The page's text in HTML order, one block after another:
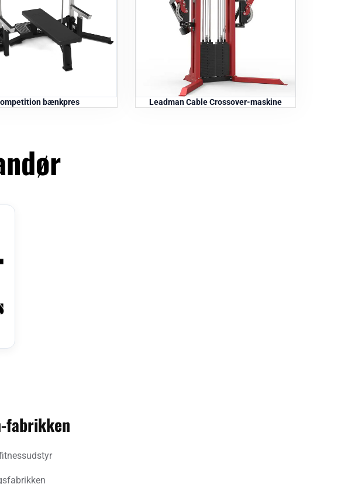
bænkpres Leadman Cable Crossover-maskine
fabrikken